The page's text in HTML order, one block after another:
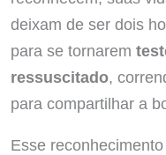
deixam de ser dois
para se tornarem
ressuscitado,
para compartilhar a
Esse